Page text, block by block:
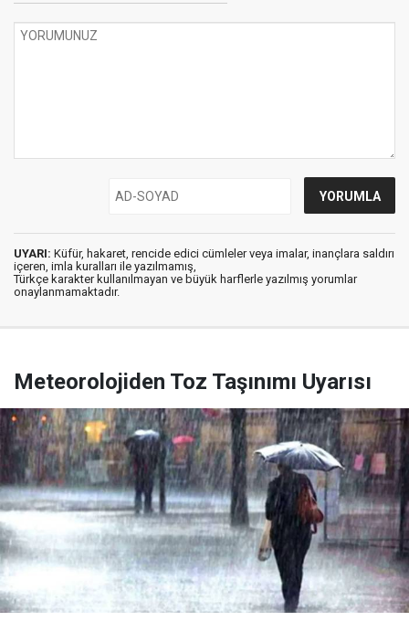
UYARI: Küfür, hakaret, rencide edici cümleler veya imalar, inançlara saldırı
içeren, imla kuralları ile yazılmamış,
Türkçe karakter kullanılmayan ve büyük harflerle yazılmış yorumlar
onaylanmamaktadır.
Meteorolojiden Toz Taşınımı Uyarısı